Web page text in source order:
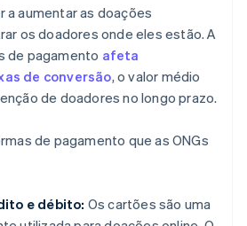
a aumentar as doações
os doadores onde eles estão. A
de pagamento afeta
de conversão, o valor médio
de doadores no longo prazo.
de pagamento que as ONGs
e débito: Os cartões são uma